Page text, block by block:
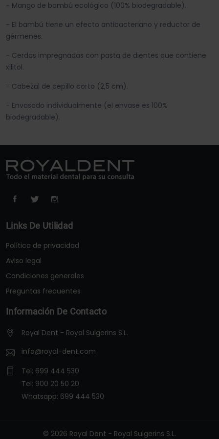
- Mango de bambú ecológico (100% biodegradable).
- El bambú tiene un efecto antibacteriano y reductor de
gérmenes.
- Cerdas impregnadas con pasta de dientes que contiene
xilitol.
- Cabezal de cepillo corto (2,5 cm).
- Envasado individualmente (el envase es 100%
biodegradable).
Links De Utilidad
Política de privacidad
Aviso legal
Condiciones generales
Preguntas frecuentes
Información De Contacto
Royal Dent - Royal Sulgerins S.L.
info@royal-dent.com
Tel: 699 444 530
Tel: 900 20 50 20
Whatsapp: 699 444 530
© 2026 Royal Dent - Royal Sulgerins S.L.